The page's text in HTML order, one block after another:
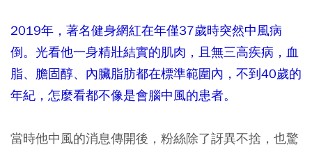
2019年，著名健身網紅在年僅37歲時突然中風病
倒。光看他一身精壯結實的肌肉，且無三高疾病，血
脂、膽固醇、內臟脂肪都在標準範圍內，不到40歲的
年紀，怎麼看都不像是會腦中風的患者。
當時他中風的消息傳開後，粉絲除了訝異不捨，也驚